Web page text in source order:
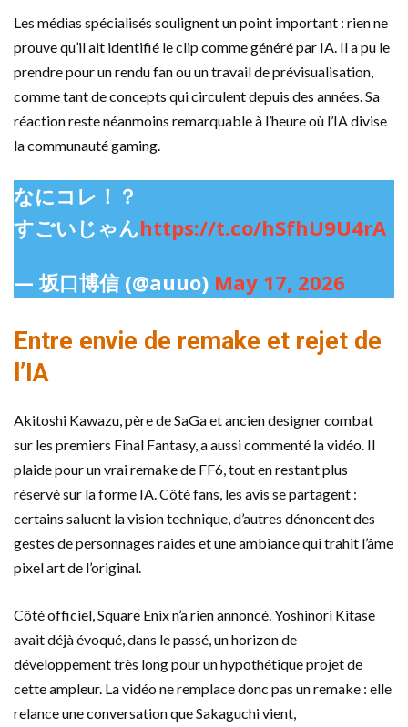
Les médias spécialisés soulignent un point important : rien ne
prouve qu’il ait identifié le clip comme généré par IA. Il a pu le
prendre pour un rendu fan ou un travail de prévisualisation,
comme tant de concepts qui circulent depuis des années. Sa
réaction reste néanmoins remarquable à l’heure où l’IA divise
la communauté gaming.
なにコレ！？
すごいじゃんhttps://t.co/hSfhU9U4rA
— 坂口博信 (@auuo) May 17, 2026
Entre envie de remake et rejet de
l’IA
Akitoshi Kawazu, père de SaGa et ancien designer combat
sur les premiers Final Fantasy, a aussi commenté la vidéo. Il
plaide pour un vrai remake de FF6, tout en restant plus
réservé sur la forme IA. Côté fans, les avis se partagent :
certains saluent la vision technique, d’autres dénoncent des
gestes de personnages raides et une ambiance qui trahit l’âme
pixel art de l’original.
Côté officiel, Square Enix n’a rien annoncé. Yoshinori Kitase
avait déjà évoqué, dans le passé, un horizon de
développement très long pour un hypothétique projet de
cette ampleur. La vidéo ne remplace donc pas un remake : elle
relance une conversation que Sakaguchi vient,